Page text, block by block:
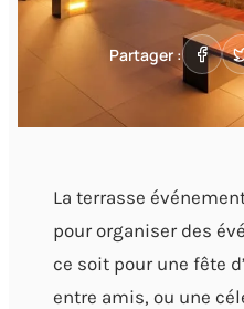
Partager :
La terrasse
pour organiser des
ce soit pour une fête
entre amis, ou une